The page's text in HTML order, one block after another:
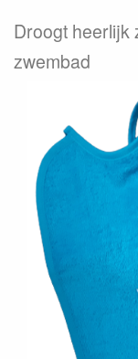
Droogt heerlijk
zwembad